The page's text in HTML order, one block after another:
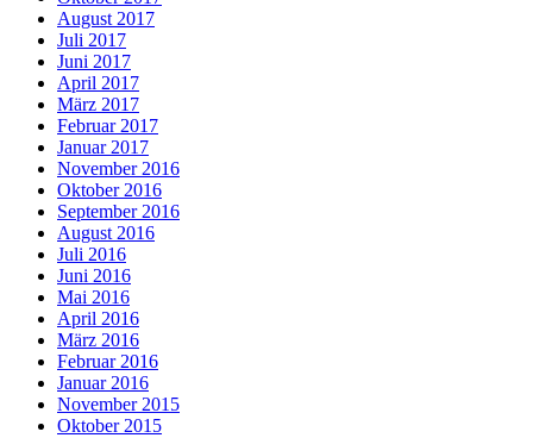
August 2017
Juli 2017
Juni 2017
April 2017
März 2017
Februar 2017
Januar 2017
November 2016
Oktober 2016
September 2016
August 2016
Juli 2016
Juni 2016
Mai 2016
April 2016
März 2016
Februar 2016
Januar 2016
November 2015
Oktober 2015